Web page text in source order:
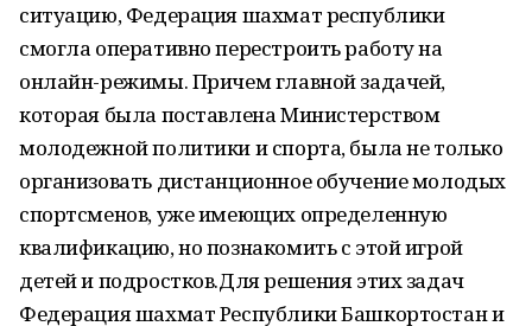
ситуацию, Федерация шахмат республики
смогла оперативно перестроить работу на
онлайн-режимы. Причем главной задачей,
которая была поставлена Министерством
молодежной политики и спорта, была не только
организовать дистанционное обучение молодых
спортсменов, уже имеющих определенную
квалификацию, но познакомить с этой игрой
детей и подростков.Для решения этих задач
Федерация шахмат Республики Башкортостан и